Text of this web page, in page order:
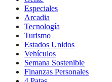
Especiales
Arcadia
Tecnología
Turismo
Estados Unidos
Vehículos
Semana Sostenible
Finanzas Personales